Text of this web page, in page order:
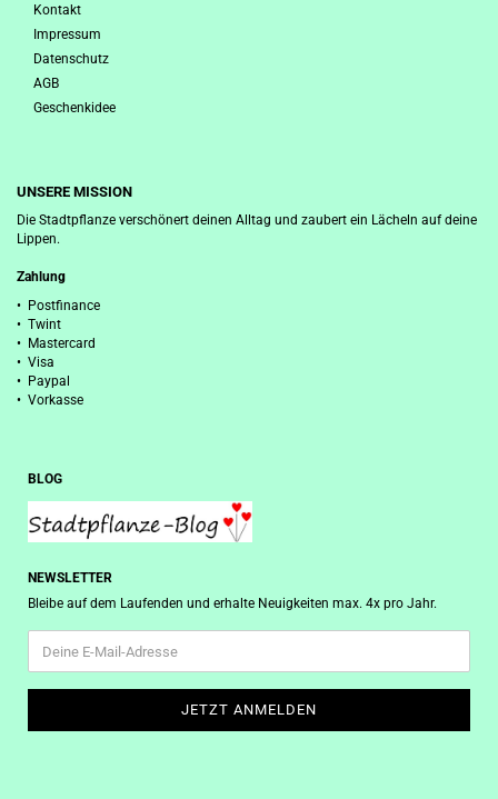
Kontakt
Impressum
Datenschutz
AGB
Geschenkidee
UNSERE MISSION
Die Stadtpflanze verschönert deinen Alltag und zaubert ein Lächeln auf deine
Lippen.
Zahlung
• Postfinance
• Twint
• Mastercard
• Visa
• Paypal
• Vorkasse
BLOG
NEWSLETTER
Bleibe auf dem Laufenden und erhalte Neuigkeiten max. 4x pro Jahr.